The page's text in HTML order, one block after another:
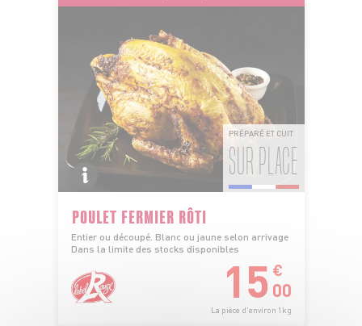
PRÉPARÉ ET CUIT
SUR PLACE
POULET FERMIER RÔTI
Entier ou découpé. Blanc ou jaune selon arrivage
Dans la limite des stocks disponibles
15 €
00
La pièce d'environ 1kg